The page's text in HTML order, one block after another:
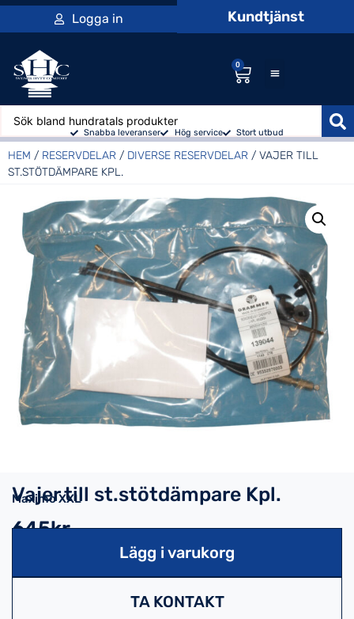
Logga in Kundtjänst
0
Snabba leveranser Hög service Stort utbud
HEM / RESERVDELAR / DIVERSE RESERVDELAR / VAJER TILL
ST.STÖTDÄMPARE KPL.
Vajer till st.stötdämpare Kpl.
Maximo XXL
645kr
Lägg i varukorg
TA KONTAKT